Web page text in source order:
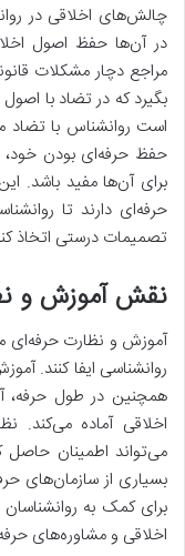
چالش‌های اخلاقی در
در آن‌ها حفظ اصول
مراجع دچار مشکلات
بگیرد که در تضاد با
است روانشناس با تضاد
حفظ حرفه‌ای بودن خود،
برای آن‌ها مفید باشد.
حرفه‌ای دارند تا
تصمیمات درستی اتخاذ
نقش آموزش و
آموزش و نظارت حرفه‌ای
روانشناسی ایفا کنند.
همچنین در طول حرفه،
اخلاقی آماده می‌کند.
می‌تواند اطمینان
بسیاری از سازمان‌های
برای کمک به
اخلاقی و مشاوره‌های